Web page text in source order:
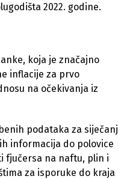
2022. godine.
koja je značajno
inflacije za prvo
na očekivanja iz
podataka za siječanj
informacija do polovice
fjučersa na naftu, plin i
za isporuke do kraja